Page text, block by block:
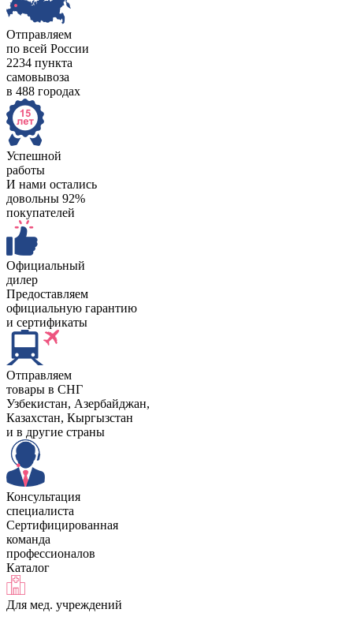
Отправляем
по всей России
2234 пункта
самовывоза
в 488 городах
Успешной
работы
И нами остались
довольны 92%
покупателей
Официальный
дилер
Предоставляем
официальную гарантию
и сертификаты
Отправляем
товары в СНГ
Узбекистан, Aзербайджан,
Казахстан, Кыргызстан
и в другие страны
Консультация
специалиста
Сертифицированная
команда
профессионалов
Каталог
Для мед. учреждений